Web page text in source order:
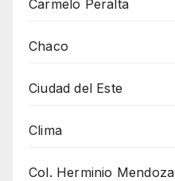
Carmelo Peralta
Chaco
Ciudad del Este
Clima
Col. Herminio Mendoza